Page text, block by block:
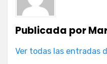
Publicada por
Ver todas las entradas